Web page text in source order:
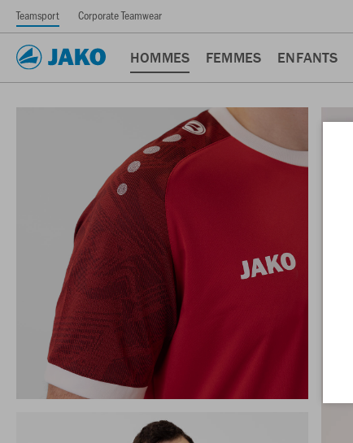
Teamsport Corporate Teamwear
HOMMES FEMMES ENFANTS